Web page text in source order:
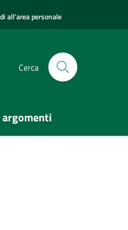
all'area personale
Cerca